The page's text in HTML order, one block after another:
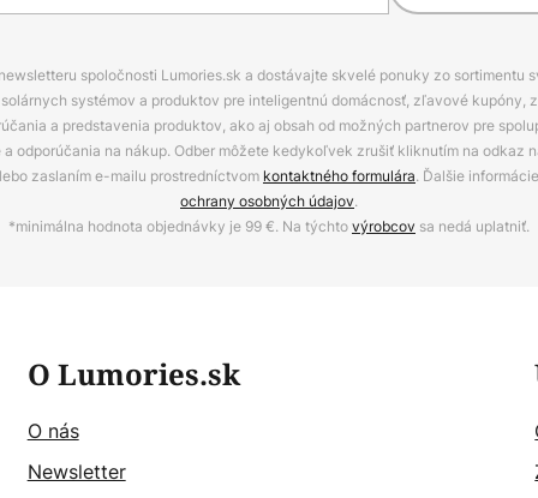
spoločnosti Lumories.sk a dostávajte skvelé ponuky zo sortimentu
systémov a produktov pre inteligentnú domácnosť, zľavové kupóny,
a predstavenia produktov, ako aj obsah od možných partnerov pre
odporúčania na nákup. Odber môžete kedykoľvek zrušiť kliknutím na odkaz
zaslaním e-mailu prostredníctvom kontaktného formulára. Ďalšie
ochrany osobných údajov.
*minimálna hodnota objednávky je 99 €. Na týchtovýrobcov sa nedá uplatniť.
O Lumories.sk
O nás
Newsletter